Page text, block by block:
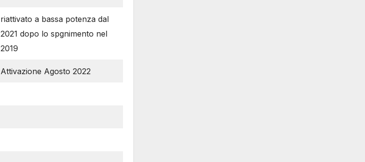
riattivato a bassa potenza dal
2021 dopo lo spgnimento nel
2019
Attivazione Agosto 2022